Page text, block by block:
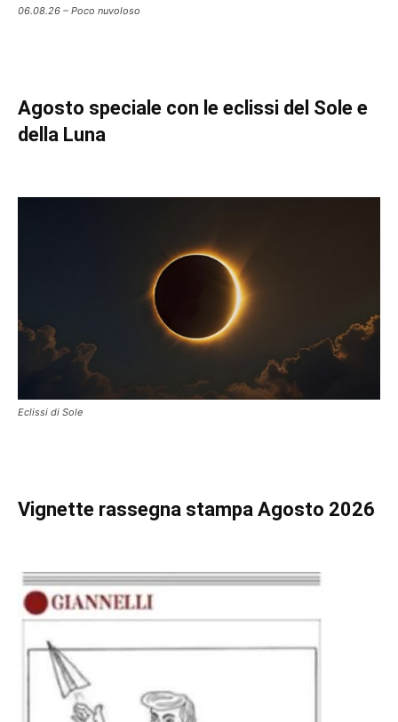
06.08.26 – Poco nuvoloso
Agosto speciale con le eclissi del Sole e
della Luna
Eclissi di Sole
Vignette rassegna stampa Agosto 2026